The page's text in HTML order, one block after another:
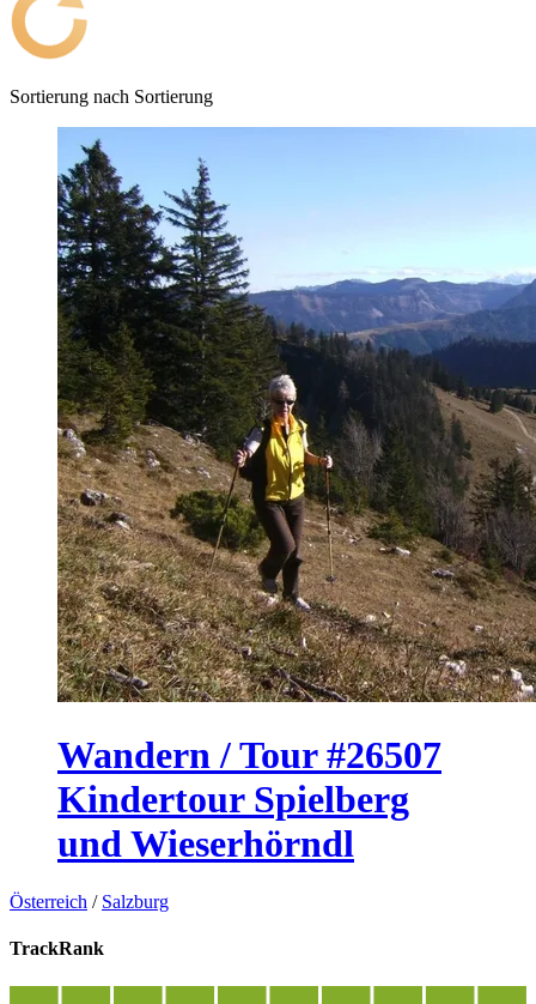
Sortierung nach Sortierung
Wandern / Tour #26507
Kindertour Spielberg
und Wieserhörndl
Österreich / Salzburg
TrackRank